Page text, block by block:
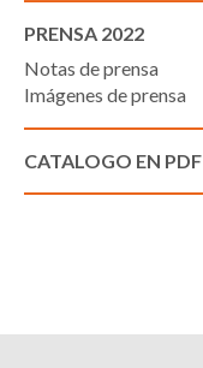
PRENSA 2022
Notas de prensa
Imágenes de prensa
CATALOGO EN PDF